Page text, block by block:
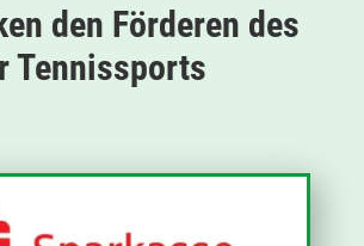
den Förderen des
Tennissports